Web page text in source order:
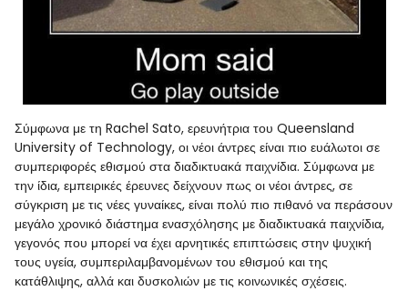
Σύμφωνα με τη Rachel Sato, ερευνήτρια του Queensland
University of Technology, οι νέοι άντρες είναι πιο ευάλωτοι σε
συμπεριφορές εθισμού στα διαδικτυακά παιχνίδια. Σύμφωνα με
την ίδια, εμπειρικές έρευνες δείχνουν πως οι νέοι άντρες, σε
σύγκριση με τις νέες γυναίκες, είναι πολύ πιο πιθανό να περάσουν
μεγάλο χρονικό διάστημα ενασχόλησης με διαδικτυακά παιχνίδια,
γεγονός που μπορεί να έχει αρνητικές επιπτώσεις στην ψυχική
τους υγεία, συμπεριλαμβανομένων του εθισμού και της
κατάθλιψης, αλλά και δυσκολιών με τις κοινωνικές σχέσεις.